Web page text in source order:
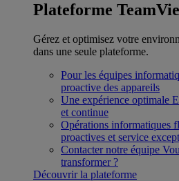
Plateforme
Gérez et optimisez votre
dans une seule plateforme.
Pour les équipes
proactive des appareils
Une expérience optimale
et continue
Opérations informatiques
proactives et service
Contacter notre équipe
transformer ?
Découvrir la plateforme